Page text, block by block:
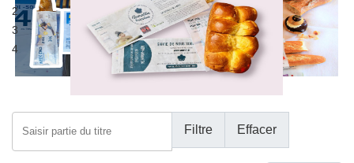
2
3
4
Filtre Effacer